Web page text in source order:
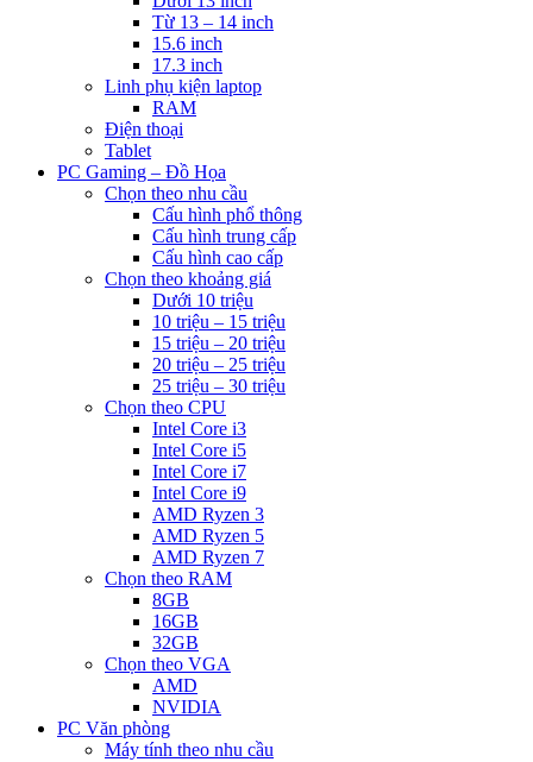
Từ 13 – 14 inch
15.6 inch
17.3 inch
Linh phụ kiện laptop
RAM
Điện thoại
Tablet
PC Gaming – Đồ Họa
Chọn theo nhu cầu
Cấu hình phổ thông
Cấu hình trung cấp
Cấu hình cao cấp
Chọn theo khoảng giá
Dưới 10 triệu
10 triệu – 15 triệu
15 triệu – 20 triệu
20 triệu – 25 triệu
25 triệu – 30 triệu
Chọn theo CPU
Intel Core i3
Intel Core i5
Intel Core i7
Intel Core i9
AMD Ryzen 3
AMD Ryzen 5
AMD Ryzen 7
Chọn theo RAM
8GB
16GB
32GB
Chọn theo VGA
AMD
NVIDIA
PC Văn phòng
Máy tính theo nhu cầu